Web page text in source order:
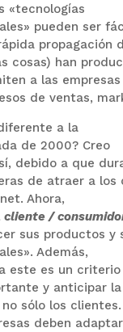
«tecnologías
pueden ser
propagación
cosas) han
a las empresas
de ventas,
a la
de 2000? Creo
debido a que
de atraer a los
Ahora,
cliente /
sus productos y
Además,
este es un
y anticipar
no sólo los clientes.
deben